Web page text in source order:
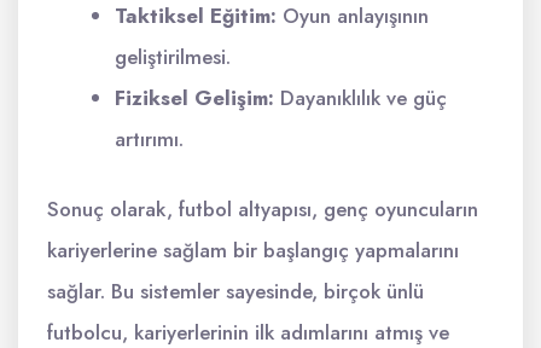
Taktiksel Eğitim: Oyun anlayışının
geliştirilmesi.
Fiziksel Gelişim: Dayanıklılık ve güç
artırımı.
Sonuç olarak, futbol altyapısı, genç oyuncuların
kariyerlerine sağlam bir başlangıç yapmalarını
sağlar. Bu sistemler sayesinde, birçok ünlü
futbolcu, kariyerlerinin ilk adımlarını atmış ve